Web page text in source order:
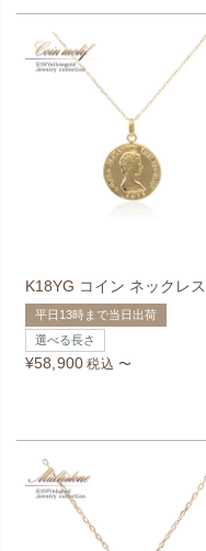
K18YG コイン ネックレス
平日13時まで当日出荷
選べる長さ
¥58,900 税込 〜